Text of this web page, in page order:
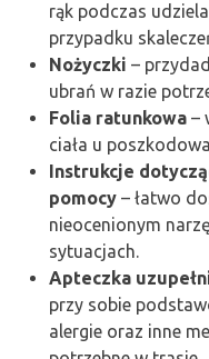
rąk podczas
przypadku
Nożyczki –
ubrań w razie
Folia ratunkowa –
ciała u
Instrukcje
pomocy – łatwo
nieocenionym
sytuacjach.
Apteczka
przy sobie
alergie oraz inne